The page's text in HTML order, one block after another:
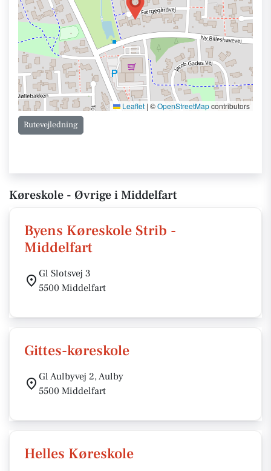
Leaflet | ©OpenStreetMapcontributors
Rutevejledning
Køreskole - Øvrige i Middelfart
Byens Køreskole Strib -
Middelfart
Gl Slotsvej 3
5500 Middelfart
Gittes-køreskole
Gl Aulbyvej 2, Aulby
5500 Middelfart
Helles Køreskole